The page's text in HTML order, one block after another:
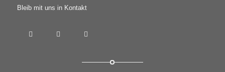
Bleib mit uns in Kontakt